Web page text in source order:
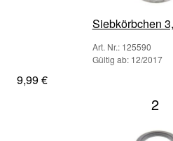
Siebkörbchen
Art. Nr.: 125590
Gültig ab: 12/2017
9,99 €
2